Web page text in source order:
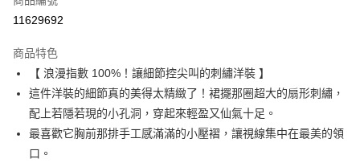
悠遊付
AFTEE先享後付
相關說明
【關於「AFTEE先享後付」】
AFTEE先享後付是「在收到商品之後才付款」的支付方式。 讓您購物簡單
便利好安心！
ATM付款
11629692
商品特色
【 浪漫指數 100%！讓細節控尖叫的刺繡洋裝 】
這件洋裝的細節真的美得太精緻了！裙擺那圈超大的扇形刺繡，
配上若隱若現的小孔洞，穿起來輕盈又仙氣十足。
最喜歡它胸前那排手工感滿滿的小壓褶，讓視線集中在最美的領
口。